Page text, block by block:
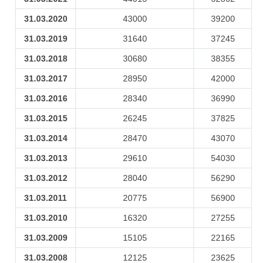
31.03.2020 43000 39200
31.03.2019 31640 37245
31.03.2018 30680 38355
31.03.2017 28950 42000
31.03.2016 28340 36990
31.03.2015 26245 37825
31.03.2014 28470 43070
31.03.2013 29610 54030
31.03.2012 28040 56290
31.03.2011 20775 56900
31.03.2010 16320 27255
31.03.2009 15105 22165
31.03.2008 12125 23625